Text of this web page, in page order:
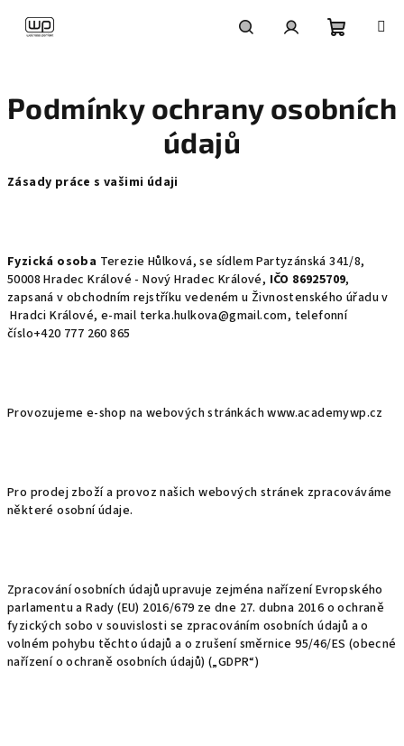
košík
Podmínky ochrany osobních
údajů
Zásady práce s vašimi údaji
Fyzická osoba Terezie Hůlková, se sídlemPartyzánská341/8,
50008 Hradec Králové - Nový Hradec Králové, IČO 86925709,
zapsaná v obchodním rejstříku vedeném u Živnostenského úřadu v
Hradci Králové, e-mail terka.hulkova@gmail.com, telefonní
číslo+420 777 260 865
Provozujeme e-shop na webových stránkách www.academywp.cz
Pro prodej zboží a provoz našich webových stránek zpracováváme
některé osobní údaje.
Zpracování osobních údajů upravuje zejména nařízení Evropského
parlamentu a Rady (EU) 2016/679 ze dne 27. dubna 2016 o ochraně
fyzických sobo v souvislosti se zpracováním osobních údajů a o
volném pohybu těchto údajů a o zrušení směrnice 95/46/ES (obecné
nařízení o ochraně osobních údajů) („GDPR“)